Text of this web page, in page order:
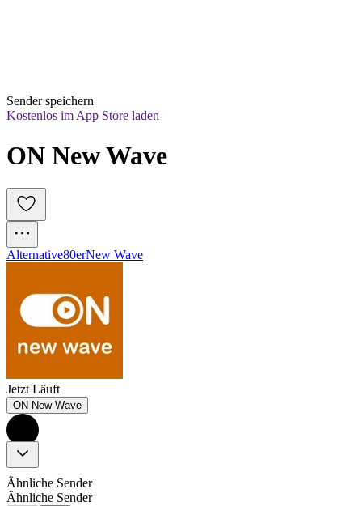
Sender speichern
Kostenlos im App Store laden
ON New Wave
Alternative80erNew Wave
Jetzt Läuft
ON New Wave
Ähnliche Sender
Ähnliche Sender